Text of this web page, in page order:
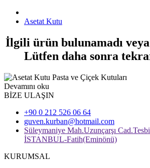
Asetat Kutu
İlgili ürün bulunamadı veya
Lütfen daha sonra
Devamını oku
BİZE ULAŞIN
+90 0 212 526 06 64
guven.kurban@hotmail.com
Süleymaniye Mah.Uzunçarşı
İSTANBUL-Fatih(Eminönü)
KURUMSAL